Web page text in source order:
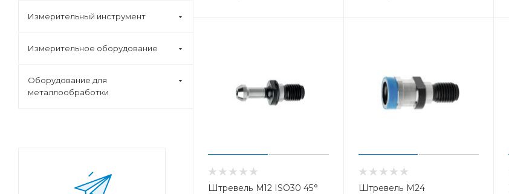
Штревель М12 ISO30 45°
Штревель М24
Измерительный инструмент
Измерительное оборудование
Оборудование для
металлообработки